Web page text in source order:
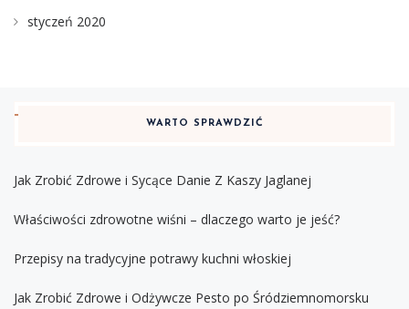
styczeń 2020
WARTO SPRAWDZIĆ
Jak Zrobić Zdrowe i Sycące Danie Z Kaszy Jaglanej
Właściwości zdrowotne wiśni – dlaczego warto je jeść?
Przepisy na tradycyjne potrawy kuchni włoskiej
Jak Zrobić Zdrowe i Odżywcze Pesto po Śródziemnomorsku